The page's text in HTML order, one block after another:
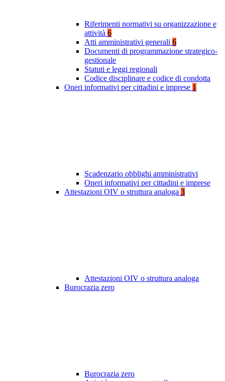
Riferimenti normativi su organizzazione e
attività 6
Atti amministrativi generali 6
Documenti di programmazione strategico-
gestionale
Statuti e leggi regionali
Codice disciplinare e codice di condotta
Oneri informativi per cittadini e imprese 1
Scadenzario obblighi amministrativi
Oneri informativi per cittadini e imprese
Attestazioni OIV o struttura analoga 3
Attestazioni OIV o struttura analoga
Burocrazia zero
Burocrazia zero